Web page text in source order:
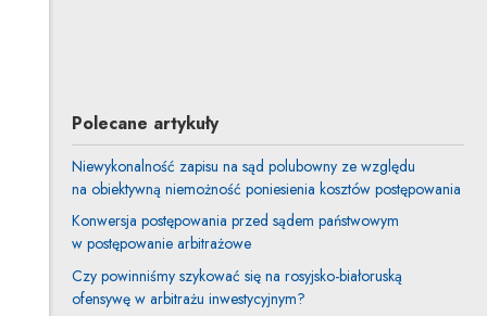
Polecane artykuły
Niewykonalność zapisu na sąd polubowny ze względu
na obiektywną niemożność poniesienia kosztów postępowania
Konwersja postępowania przed sądem państwowym
w postępowanie arbitrażowe
Czy powinniśmy szykować się na rosyjsko-białoruską
ofensywę w arbitrażu inwestycyjnym?